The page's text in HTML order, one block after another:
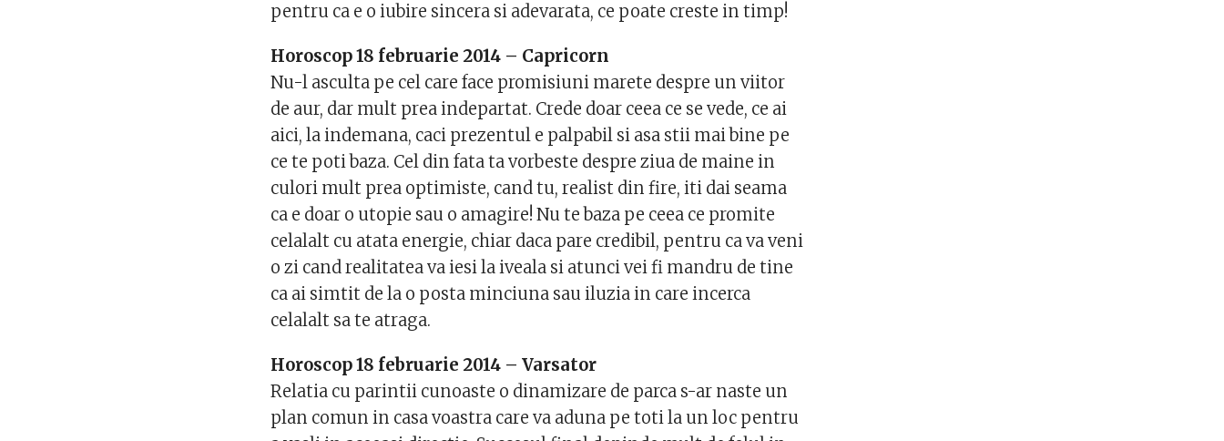
pentru ca e o iubire sincera si adevarata, ce poate creste in timp!
Horoscop 18 februarie 2014 – Capricorn
Nu-l asculta pe cel care face promisiuni marete despre un viitor
de aur, dar mult prea indepartat. Crede doar ceea ce se vede, ce ai
aici, la indemana, caci prezentul e palpabil si asa stii mai bine pe
ce te poti baza. Cel din fata ta vorbeste despre ziua de maine in
culori mult prea optimiste, cand tu, realist din fire, iti dai seama
ca e doar o utopie sau o amagire! Nu te baza pe ceea ce promite
celalalt cu atata energie, chiar daca pare credibil, pentru ca va veni
o zi cand realitatea va iesi la iveala si atunci vei fi mandru de tine
ca ai simtit de la o posta minciuna sau iluzia in care incerca
celalalt sa te atraga.
Horoscop 18 februarie 2014 – Varsator
Relatia cu parintii cunoaste o dinamizare de parca s-ar naste un
plan comun in casa voastra care va aduna pe toti la un loc pentru